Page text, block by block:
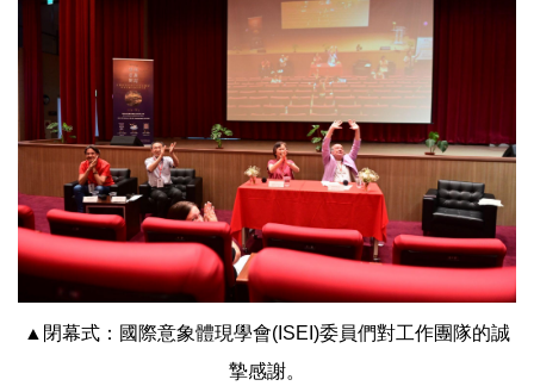
▲閉幕式：國際意象體現學會(ISEI)委員們對工作團隊的誠
摯感謝。